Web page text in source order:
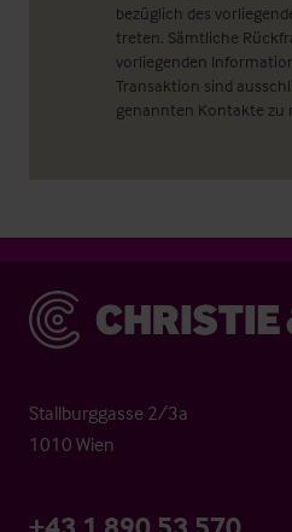
bezüglich des
treten. Sämtliche
vorliegenden
Transaktion sind
genannten Kontakte zu
Christie & Co
Stallburggasse 2/3a
1010 Wien